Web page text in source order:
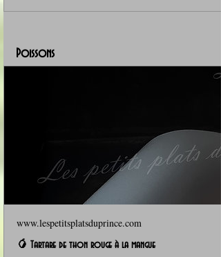
Poissons
www.lespetitsplatsduprince.com
🥭 Tartare de thon rouge à la mangue